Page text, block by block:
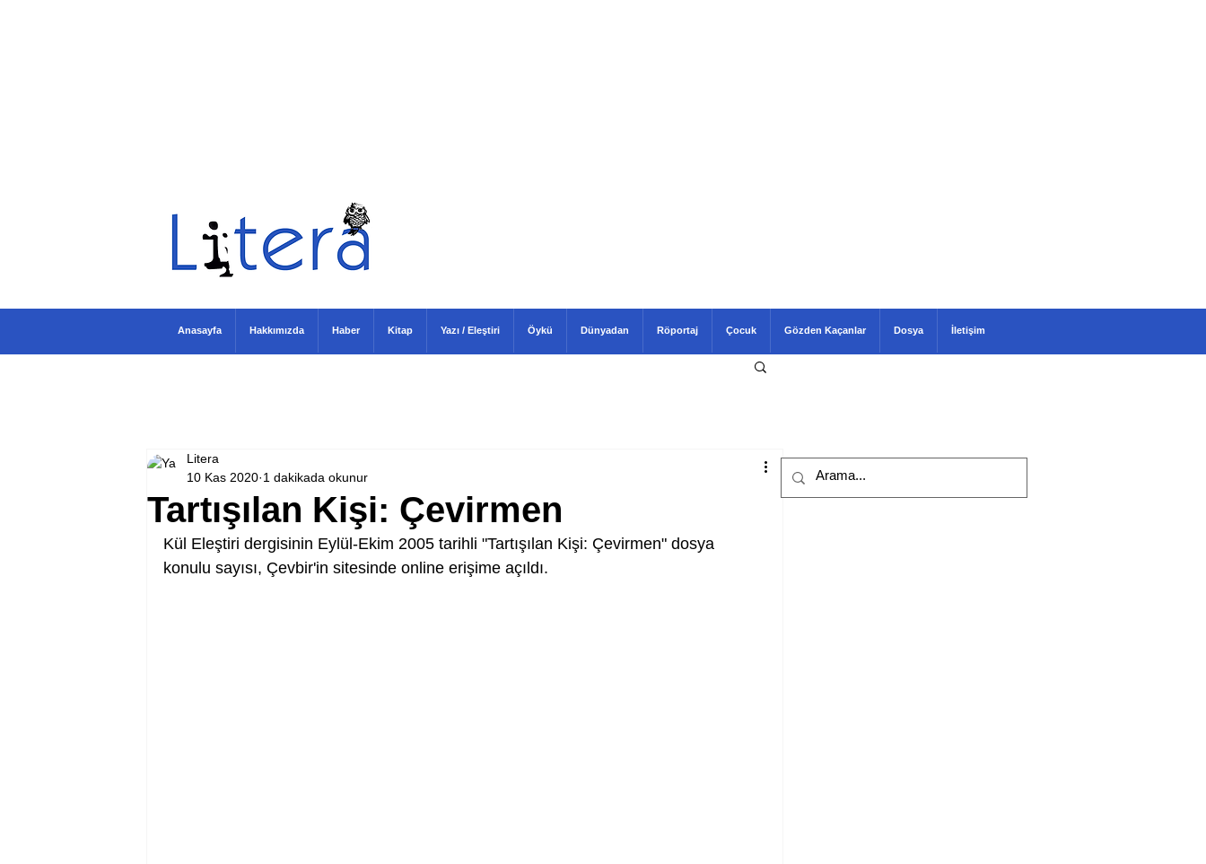
Tartışılan Kişi: Çevirmen
Litera
10 Kas 2020 1 dakikada okunur
Kül Eleştiri dergisinin Eylül-Ekim 2005 tarihli "Tartışılan Kişi: Çevirmen" dosya
konulu sayısı, Çevbir'in sitesinde online erişime açıldı.
Anasayfa Hakkımızda Haber Kitap Yazı / Eleştiri Öykü Dünyadan Röportaj Çocuk Gözden Kaçanlar Dosya İletişim